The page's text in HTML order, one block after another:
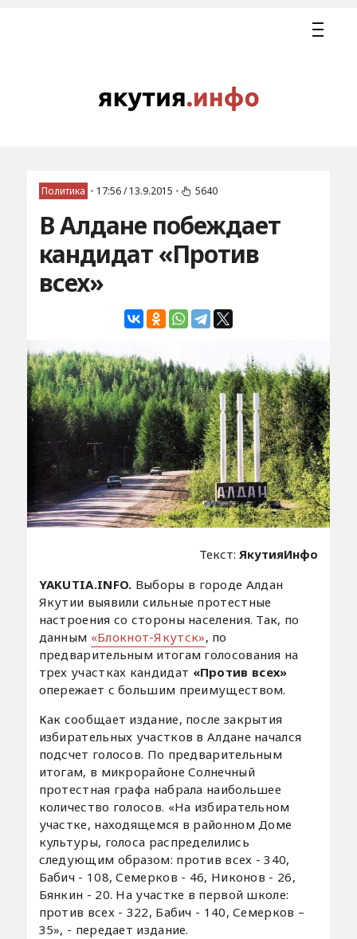
Политика • 17:56 / 13.9.2015 • 5640
В Алдане побеждает
кандидат «Против
всех»
Текст:ЯкутияИнфо
YAKUTIA.INFO. Выборы в городе Алдан
Якутии выявили сильные протестные
настроения со стороны населения. Так, по
данным «Блокнот-Якутск», по
предварительным итогам голосования на
трех участках кандидат «Против всех»
опережает с большим преимуществом.
Как сообщает издание, после закрытия
избирательных участков в Алдане начался
подсчет голосов. По предварительным
итогам, в микрорайоне Солнечный
протестная графа набрала наибольшее
количество голосов. «На избирательном
участке, находящемся в районном Доме
культуры, голоса распределились
следующим образом: против всех - 340,
Бабич - 108, Семерков - 46, Никонов - 26,
Бянкин - 20. На участке в первой школе:
против всех - 322, Бабич - 140, Семерков –
35», - передает издание.